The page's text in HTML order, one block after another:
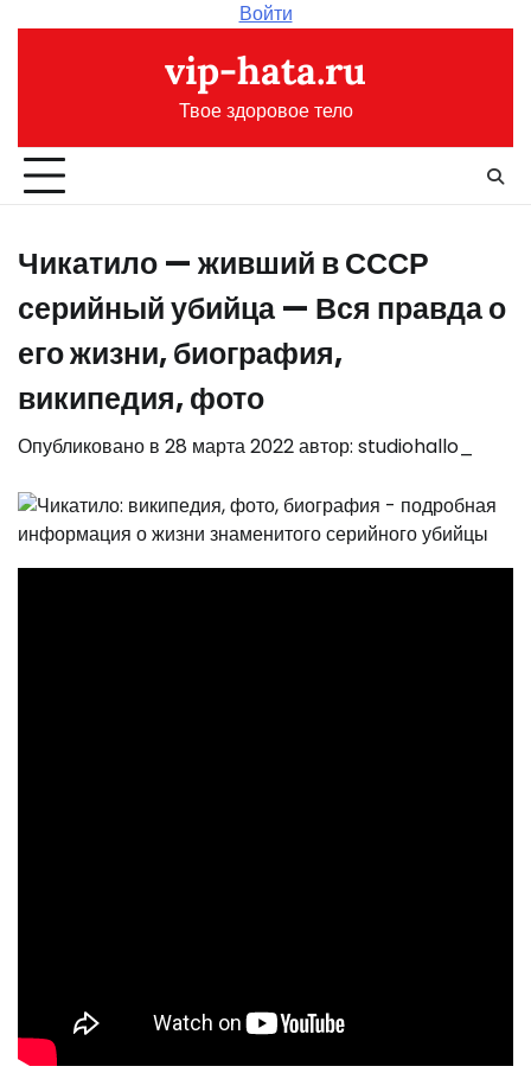
Войти
vip-hata.ru
Твое здоровое тело
Чикатило — живший в СССР
серийный убийца — Вся правда о
его жизни, биография,
википедия, фото
Опубликовано в 28 марта 2022автор: studiohallo_